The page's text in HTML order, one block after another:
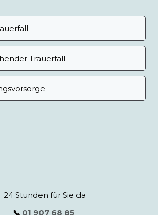
Trauerfall
24 Stunden für Sie da
📞 01 907 68 85